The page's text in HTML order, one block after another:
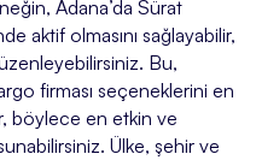
Adana’da Sürat
aktif olmasını sağlayabilir,
Bu,
firması seçeneklerini en
böylece en etkin ve
Ülke, şehir ve